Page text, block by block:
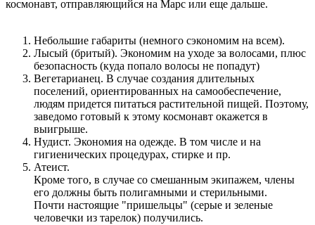
космонавт, отправляющийся на Марс или еще дальше.
Небольшие габариты (немного сэкономим на всем).
Лысый (бритый). Экономим на уходе за волосами, плюс
безопасность (куда попало волосы не попадут)
Вегетарианец. В случае создания длительных
поселений, ориентированных на самообеспечение,
людям придется питаться растительной пищей. Поэтому,
заведомо готовый к этому космонавт окажется в
выигрыше.
Нудист. Экономия на одежде. В том числе и на
гигиенических процедурах, стирке и пр.
Атеист.
Кроме того, в случае со смешанным экипажем, члены
его должны быть полигамными и стерильными.
Почти настоящие "пришельцы" (серые и зеленые
человечки из тарелок) получились.